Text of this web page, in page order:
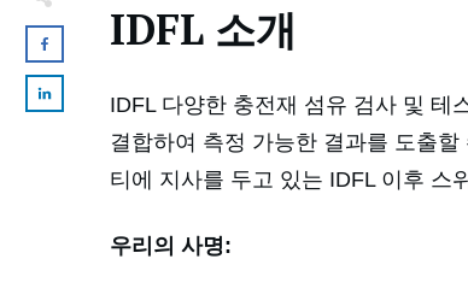
IDFL 소개
IDFL 다양한 충전재 섬유 검사 및 테
결합하여 측정 가능한 결과를 도출
티에 지사를 두고 있는 IDFL 이후 스
우리의 사명: